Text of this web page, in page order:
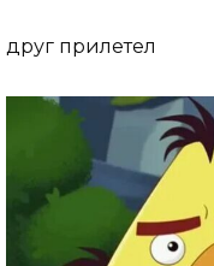
друг прилетел